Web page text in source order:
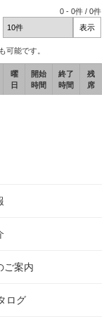
0 -0件 /0件
可能です。
曜
日
開始
時間
終了
時間
残
席
ご案内
ログ